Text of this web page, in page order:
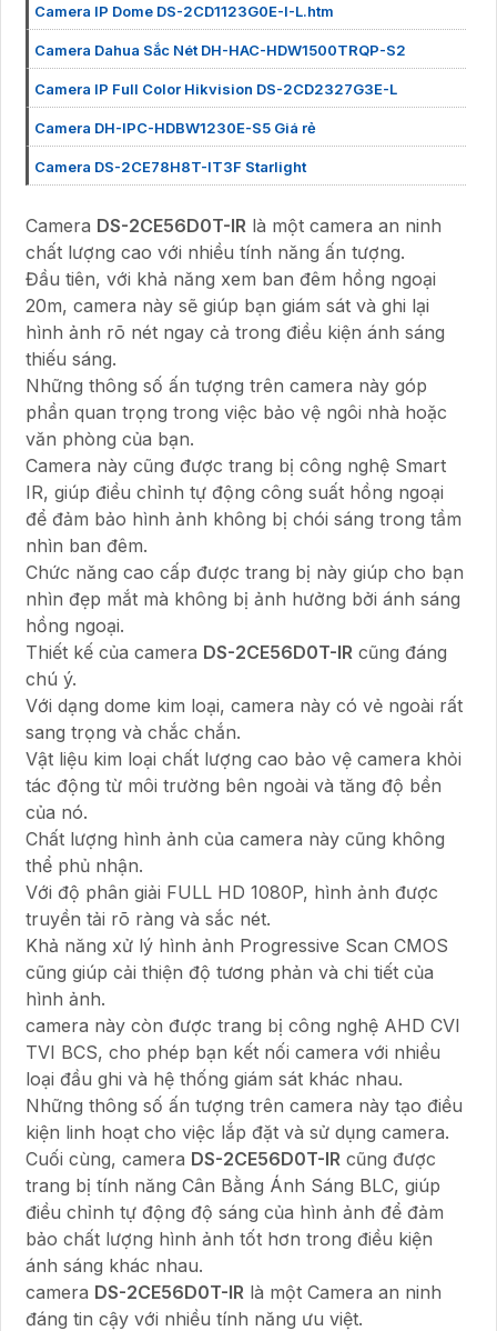
Camera IP Dome DS-2CD1123G0E-I-L.htm
Camera Dahua Sắc Nét DH-HAC-HDW1500TRQP-S2
Camera IP Full Color Hikvision DS-2CD2327G3E-L
Camera DH-IPC-HDBW1230E-S5 Giá rẻ
Camera DS-2CE78H8T-IT3F Starlight
Camera DS-2CE56D0T-IR là một camera an ninh
chất lượng cao với nhiều tính năng ấn tượng.
Đầu tiên, với khả năng xem ban đêm hồng ngoại
20m, camera này sẽ giúp bạn giám sát và ghi lại
hình ảnh rõ nét ngay cả trong điều kiện ánh sáng
thiếu sáng.
Những thông số ấn tượng trên camera này góp
phần quan trọng trong việc bảo vệ ngôi nhà hoặc
văn phòng của bạn.
Camera này cũng được trang bị công nghệ Smart
IR, giúp điều chỉnh tự động công suất hồng ngoại
để đảm bảo hình ảnh không bị chói sáng trong tầm
nhìn ban đêm.
Chức năng cao cấp được trang bị này giúp cho bạn
nhìn đẹp mắt mà không bị ảnh hưởng bởi ánh sáng
hồng ngoại.
Thiết kế của camera DS-2CE56D0T-IR cũng đáng
chú ý.
Với dạng dome kim loại, camera này có vẻ ngoài rất
sang trọng và chắc chắn.
Vật liệu kim loại chất lượng cao bảo vệ camera khỏi
tác động từ môi trường bên ngoài và tăng độ bền
của nó.
Chất lượng hình ảnh của camera này cũng không
thể phủ nhận.
Với độ phân giải FULL HD 1080P, hình ảnh được
truyền tải rõ ràng và sắc nét.
Khả năng xử lý hình ảnh Progressive Scan CMOS
cũng giúp cải thiện độ tương phản và chi tiết của
hình ảnh.
camera này còn được trang bị công nghệ AHD CVI
TVI BCS, cho phép bạn kết nối camera với nhiều
loại đầu ghi và hệ thống giám sát khác nhau.
Những thông số ấn tượng trên camera này tạo điều
kiện linh hoạt cho việc lắp đặt và sử dụng camera.
Cuối cùng, camera DS-2CE56D0T-IR cũng được
trang bị tính năng Cân Bằng Ánh Sáng BLC, giúp
điều chỉnh tự động độ sáng của hình ảnh để đảm
bảo chất lượng hình ảnh tốt hơn trong điều kiện
ánh sáng khác nhau.
camera DS-2CE56D0T-IR là một Camera an ninh
đáng tin cậy với nhiều tính năng ưu việt.